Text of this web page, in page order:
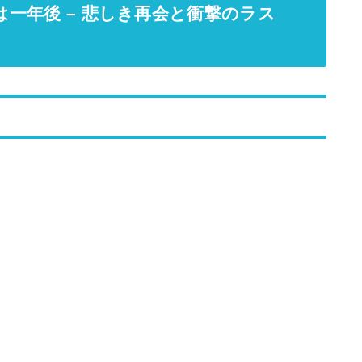
年後 – 悲しき再会と衝撃のラス